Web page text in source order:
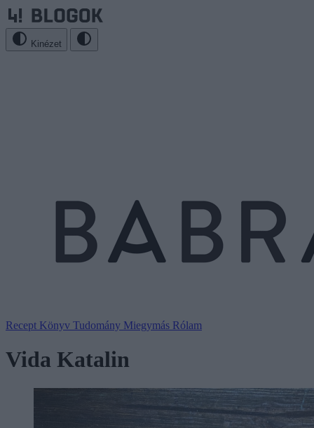
Kinézet
Recept Könyv Tudomány Miegymás Rólam
Vida Katalin